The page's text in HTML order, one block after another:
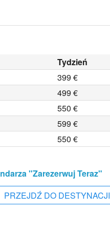
Tydzień
399 €
499 €
550 €
599 €
550 €
"Zarezerwuj Teraz"
PRZEJDŹ DO DESTYNACJI